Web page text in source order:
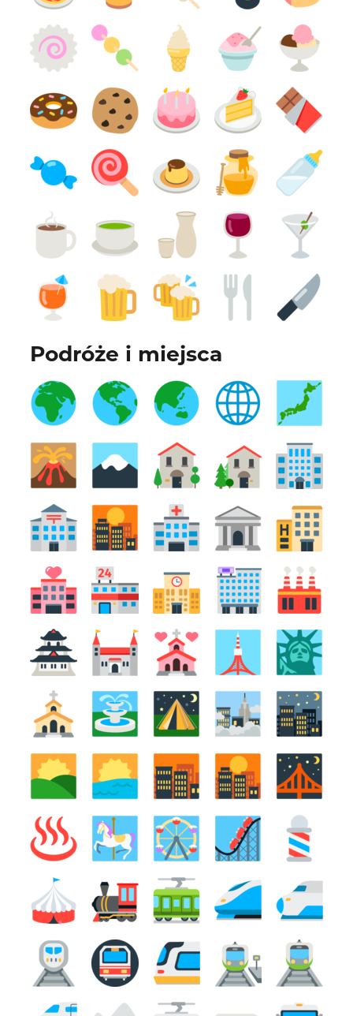
Podróże i miejsca